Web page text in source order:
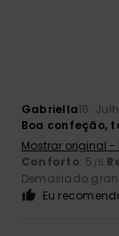
Gabriella16.
Boa confeção,
Mostrar original
Conforto: 5 /5
Demasiado
Eu